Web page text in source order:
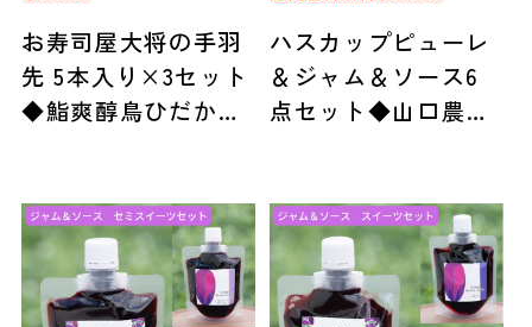
お寿司屋大将の手羽
先 5本入り×3セット
◆鮨爽醇鳥ひだか
ハスカップピューレ
＆ジャム＆ソース6
点セット◆山口農園